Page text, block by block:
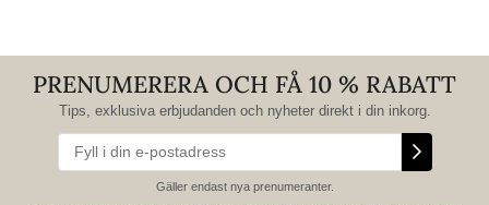
PRENUMERERA OCH FÅ 10 % RABATT
Tips, exklusiva erbjudanden och nyheter direkt i din inkorg.
Gäller endast nya prenumeranter.